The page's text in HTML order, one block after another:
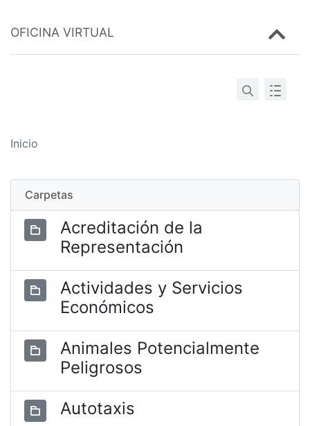
OFICINA VIRTUAL
Inicio
Carpetas
Acreditación de la
Representación
Actividades y Servicios
Económicos
Animales Potencialmente
Peligrosos
Autotaxis